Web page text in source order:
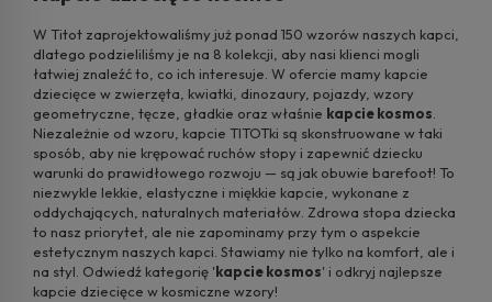
W Titot zaprojektowaliśmy już ponad 150 wzorów naszych kapci,
dlatego podzieliliśmy je na 8 kolekcji, aby nasi klienci mogli
łatwiej znaleźć to, co ich interesuje. W ofercie mamy kapcie
dziecięce w zwierzęta, kwiatki, dinozaury, pojazdy, wzory
geometryczne, tęcze, gładkie oraz właśnie kapcie kosmos
Niezależnie od wzoru, kapcie TITOTki są skonstruowane w taki
sposób, aby nie krępować ruchów stopy i zapewnić dziecku
warunki do prawidłowego rozwoju — są jak obuwie barefoot! To
niezwykle lekkie, elastyczne i miękkie kapcie, wykonane z
oddychających, naturalnych materiałów. Zdrowa stopa dziecka
to nasz priorytet, ale nie zapominamy przy tym o aspekcie
estetycznym naszych kapci. Stawiamy nie tylko na komfort, ale i
na styl. Odwiedź kategorię 'kapcie kosmos' i odkryj najlepsze
kapcie dziecięce w kosmiczne wzory!